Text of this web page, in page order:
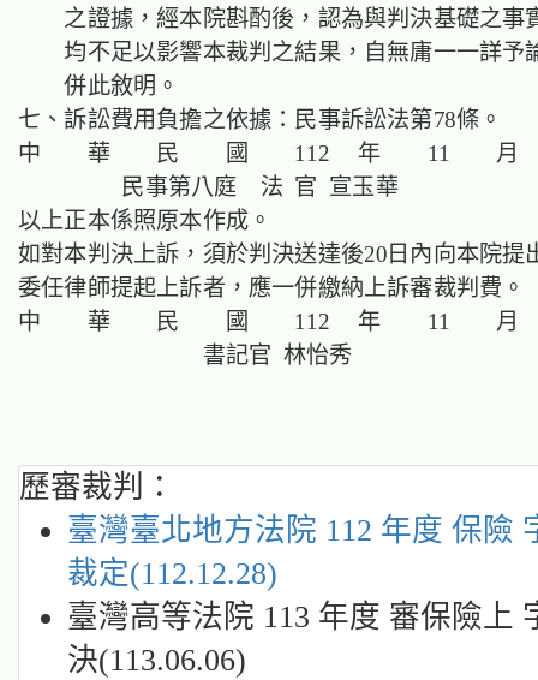
之證據，經本院斟酌後，認為與判決基礎之事
均不足以影響本裁判之結果，自無庸一一詳予
併此敘明。
七、訴訟費用負擔之依據：民事訴訟法第78條。
中 華 民 國 112 年 11 月
民事第八庭 法 官 宣玉華
以上正本係照原本作成。
如對本判決上訴，須於判決送達後20日內向本院提
委任律師提起上訴者，應一併繳納上訴審裁判費。
中 華 民 國 112 年 11 月
書記官 林怡秀
歷審裁判：
臺灣臺北地方法院 112 年度 保險
裁定(112.12.28)
臺灣高等法院 113 年度 審保險上
決(113.06.06)